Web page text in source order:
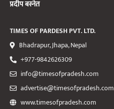
प्रदीप बस्नेत
TIMES OF PARDESH PVT. LTD.
Bhadrapur, Jhapa, Nepal
+977-9842626309
info@timesofpradesh.com
advertise@timesofpradesh.com
www.timesofpradesh.com